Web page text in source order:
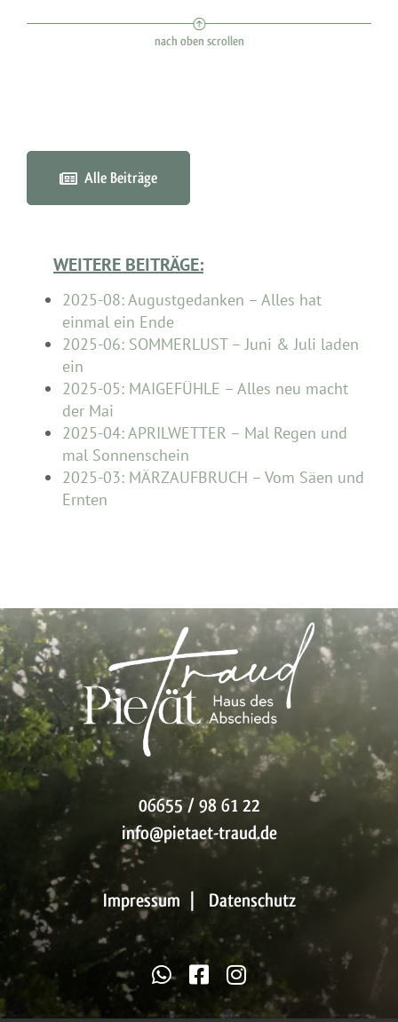
nach oben scrollen
Alle Beiträge
WEITERE BEITRÄGE:
2025-08: Augustgedanken – Alles hat
einmal ein Ende
2025-06: SOMMERLUST – Juni & Juli laden
ein
2025-05: MAIGEFÜHLE – Alles neu macht
der Mai
2025-04: APRILWETTER – Mal Regen und
mal Sonnenschein
2025-03: MÄRZAUFBRUCH – Vom Säen und
Ernten
06655 / 98 61 22
info@pietaet-traud.de
Impressum Datenschutz